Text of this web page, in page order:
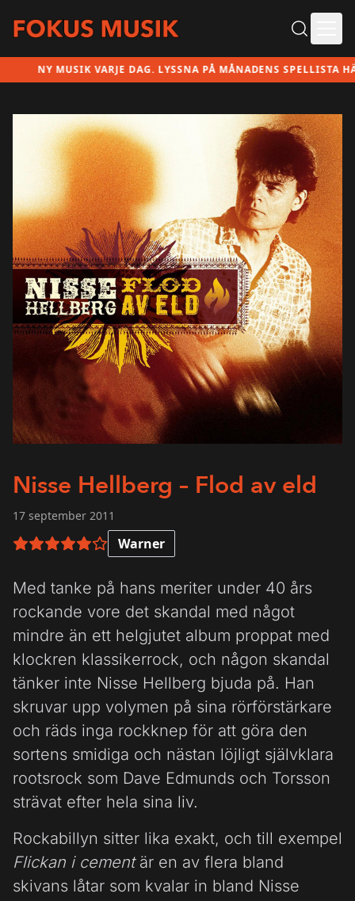
NY MUSIK VARJE DAG. LYSSNA PÅ MÅNADENS SPELLISTA HÄR!
Nisse Hellberg – Flod av eld
17 september 2011
5 av 6 i betyg Warner
Med tanke på hans meriter under 40 års
rockande vore det skandal med något
mindre än ett helgjutet album proppat med
klockren klassikerrock, och någon skandal
tänker inte Nisse Hellberg bjuda på. Han
skruvar upp volymen på sina rörförstärkare
och räds inga rockknep för att göra den
sortens smidiga och nästan löjligt självklara
rootsrock som Dave Edmunds och Torsson
strävat efter hela sina liv.
Rockabillyn sitter lika exakt, och till exempel
Flickan i cementär en av flera bland
skivans låtar som kvalar in bland Nisse